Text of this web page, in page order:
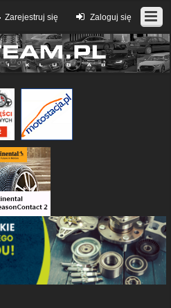
Zaloguj się
Zarejestruj się